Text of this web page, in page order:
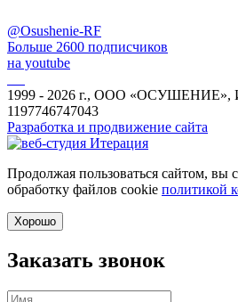
@Osushenie-RF
Больше 2600 подписчиков
на youtube
1999 - 2026 г., ООО «ОСУШЕНИЕ»,
1197746747043
Разработка и продвижение сайта
Продолжая пользоваться сайтом, вы
обработку файлов cookie политикой
Хорошо
Заказать звонок